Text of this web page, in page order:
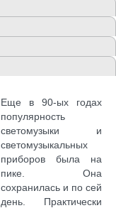
Еще в 90-ых годах
популярность
светомузыки и
светомузыкальных
приборов была на
пике. Она
сохранилась и по сей
день. Практически